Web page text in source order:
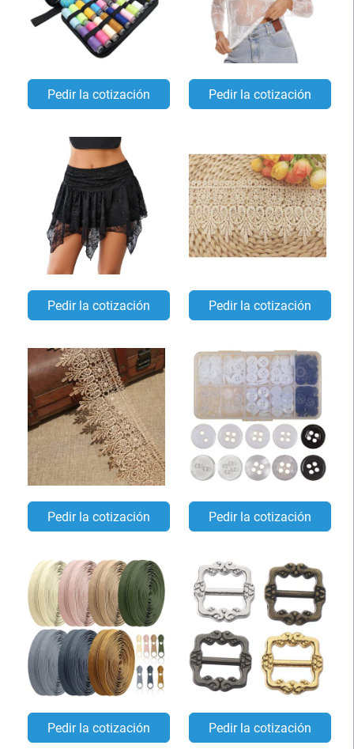
Pedir la cotización Pedir la cotización
Pedir la cotización Pedir la cotización
Pedir la cotización Pedir la cotización
Pedir la cotización Pedir la cotización